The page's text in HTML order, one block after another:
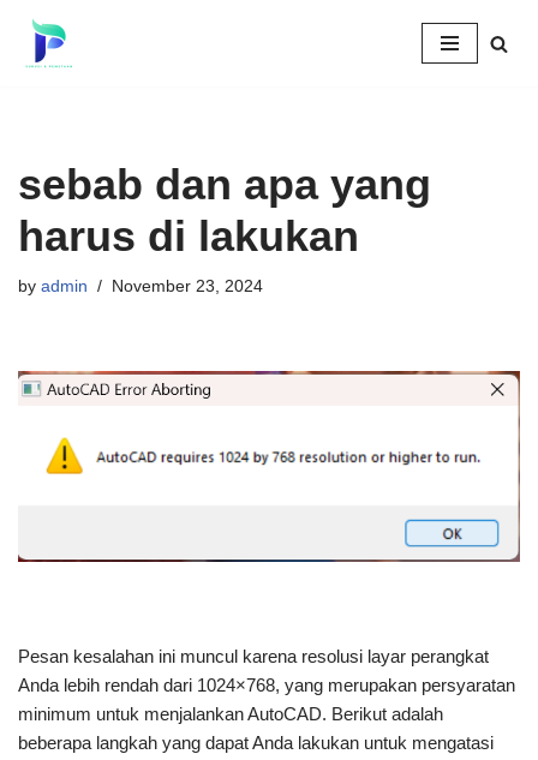
Skip
sebab dan apa yang
harus di lakukan
by admin November 23, 2024
Pesan kesalahan ini muncul karena resolusi layar perangkat
Anda lebih rendah dari 1024×768, yang merupakan persyaratan
minimum untuk menjalankan AutoCAD. Berikut adalah
beberapa langkah yang dapat Anda lakukan untuk mengatasi